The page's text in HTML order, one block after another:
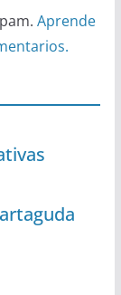
Aprende